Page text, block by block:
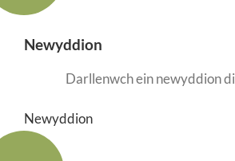
Newyddion
Darllenwch ein newyddion
Newyddion